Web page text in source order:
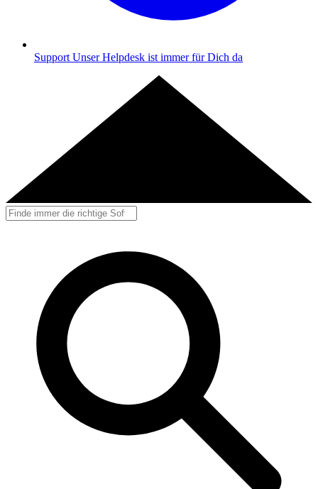
Support Unser Helpdesk ist immer für Dich da